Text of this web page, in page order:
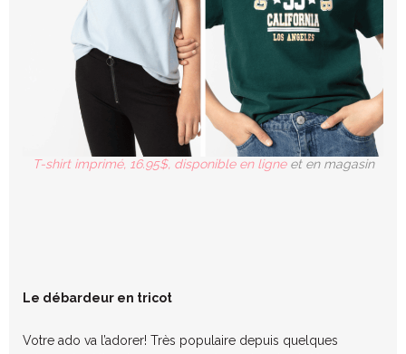
T-shirt imprimé, 16.95$, disponible en ligneet en magasin
Le débardeur en tricot
Votre ado va l’adorer! Très populaire depuis quelques